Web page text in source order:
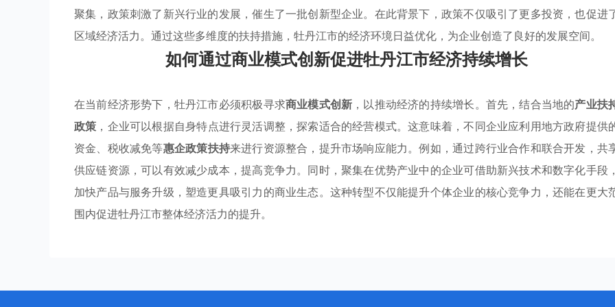
聚集，政策刺激了新兴行业的发展，催生了一批创新型企业。在此背景下，政策不仅吸引了更多投资，也促进
区域经济活力。通过这些多维度的扶持措施，牡丹江市的经济环境日益优化，为企业创造了良好的发展空间。
如何通过商业模式创新促进牡丹江市经济持续增长
在当前经济形势下，牡丹江市必须积极寻求商业模式创新 ，以推动经济的持续增长。首先，结合当地的产业扶
政策 ，企业可以根据自身特点进行灵活调整，探索适合的经营模式。这意味着，不同企业应利用地方政府提供
资金、税收减免等惠企政策扶持来进行资源整合，提升市场响应能力。例如，通过跨行业合作和联合开发，共
供应链资源，可以有效减少成本，提高竞争力。同时，聚集在优势产业中的企业可借助新兴技术和数字化手段，
加快产品与服务升级，塑造更具吸引力的商业生态。这种转型不仅能提升个体企业的核心竞争力，还能在更大
围内促进牡丹江市整体经济活力的提升。